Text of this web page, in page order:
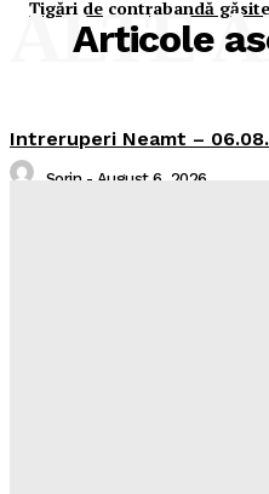
Ţigări de contrabandă
Articole
ALTE
Intreruperi Neamt –
Sorin - August 6, 2026